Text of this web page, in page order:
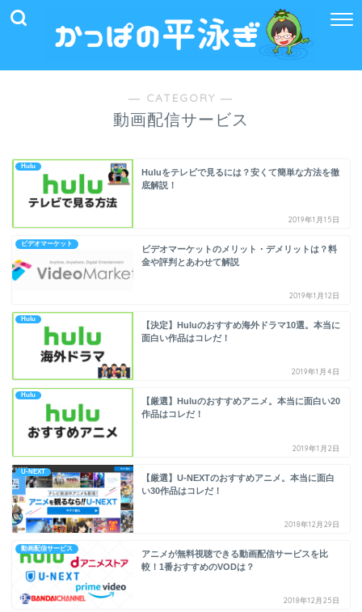
― CATEGORY ―
動画配信サービス
Hulu
Huluをテレビで見るには？安くて簡単な方法を徹
底解説！
2019年1月15日
ビデオマーケット
ビデオマーケットのメリット・デメリットは？料
金や評判とあわせて解説
2019年1月12日
Hulu
【決定】Huluのおすすめ海外ドラマ10選。本当に
面白い作品はコレだ！
2019年1月4日
Hulu
【厳選】Huluのおすすめアニメ。本当に面白い20
作品はコレだ！
2019年1月2日
U-NEXT
【厳選】U-NEXTのおすすめアニメ。本当に面白
い30作品はコレだ！
2018年12月29日
動画配信サービス
アニメが無料視聴できる動画配信サービスを比
較！1番おすすめのVODは？
2018年12月25日